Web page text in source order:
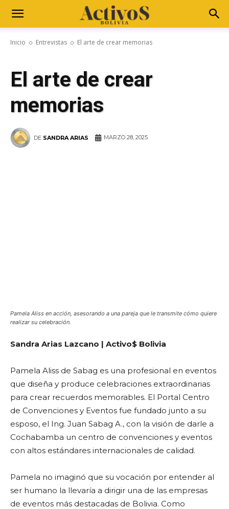
Inicio Entrevistas El arte de crear memorias
El arte de crear
memorias
DE SANDRA ARIAS MARZO 28, 2025
Pamela Aliss en acción, asesorando a una pareja que le transmite cómo quiere
realizar su celebración.
Sandra Arias Lazcano | Activo$ Bolivia
Pamela Aliss de Sabag es una profesional en eventos
que diseña y produce celebraciones extraordinarias
para crear recuerdos memorables. El Portal Centro
de Convenciones y Eventos fue fundado junto a su
esposo, el Ing. Juan Sabag A., con la visión de darle a
Cochabamba un centro de convenciones y eventos
con altos estándares internacionales de calidad.
Pamela no imaginó que su vocación por entender al
ser humano la llevaría a dirigir una de las empresas
de eventos más destacadas de Bolivia. Como